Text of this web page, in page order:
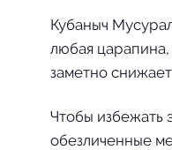
Кубаныч
любая
заметно
Чтобы избежать
обезличенные